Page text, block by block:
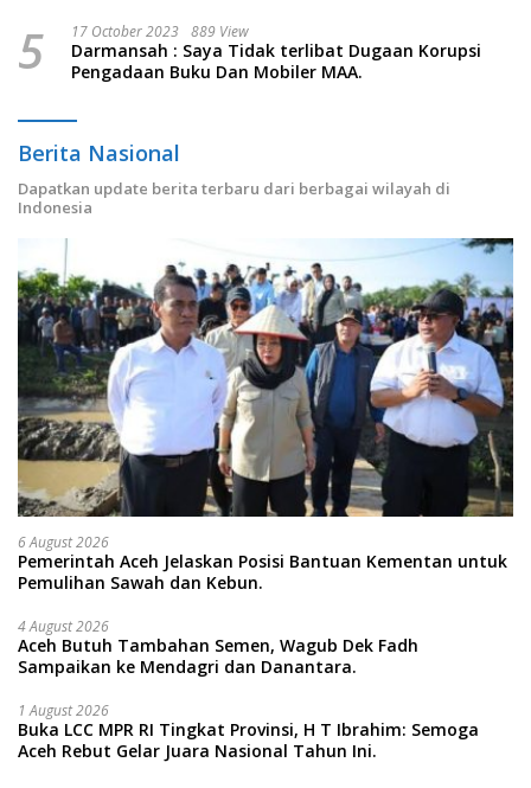
5 17 October 2023 889 View
Darmansah : Saya Tidak terlibat Dugaan Korupsi
Pengadaan Buku Dan Mobiler MAA.
Berita Nasional
Dapatkan update berita terbaru dari berbagai wilayah di
Indonesia
6 August 2026
Pemerintah Aceh Jelaskan Posisi Bantuan Kementan untuk
Pemulihan Sawah dan Kebun.
4 August 2026
Aceh Butuh Tambahan Semen, Wagub Dek Fadh
Sampaikan ke Mendagri dan Danantara.
1 August 2026
Buka LCC MPR RI Tingkat Provinsi, H T Ibrahim: Semoga
Aceh Rebut Gelar Juara Nasional Tahun Ini.